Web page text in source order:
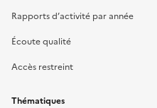
Rapports d’activité par année
Écoute qualité
Accès restreint
Thématiques